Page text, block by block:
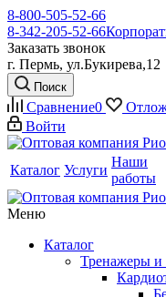
8-800-505-52-66
8-342-205-52-66
Заказать звонок
г. Пермь, ул.Букирева,12
Поиск
Сравнение0
Войти
Каталог Услуги
Наши
работы
Меню
Каталог
Тренажеры и